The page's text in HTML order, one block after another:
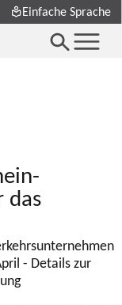
Einfache Sprache
das
- Details zur